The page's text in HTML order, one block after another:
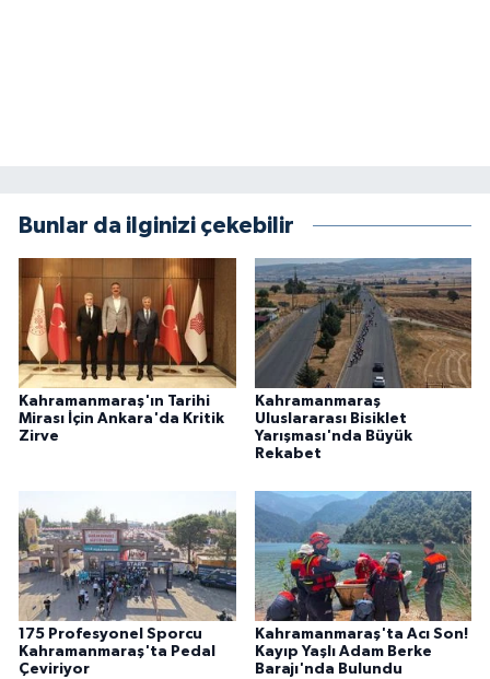
Bunlar da ilginizi çekebilir
Kahramanmaraş'ın Tarihi
Mirası İçin Ankara'da Kritik
Zirve
Kahramanmaraş
Uluslararası Bisiklet
Yarışması'nda Büyük
Rekabet
175 Profesyonel Sporcu
Kahramanmaraş'ta Pedal
Çeviriyor
Kahramanmaraş'ta Acı Son!
Kayıp Yaşlı Adam Berke
Barajı'nda Bulundu